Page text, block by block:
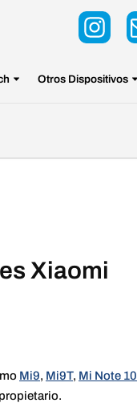
Otros Dispositivos
Xiaomi
Mi9, Mi9T, Mi Note 10